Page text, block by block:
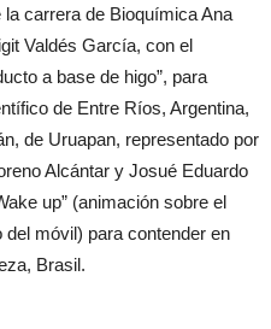
carrera de Bioquímica Ana
Valdés García, con el
a base de higo”, para
de Entre Ríos, Argentina,
de Uruapan, representado por
Alcántar y Josué Eduardo
up” (animación sobre el
móvil) para contender en
Brasil.